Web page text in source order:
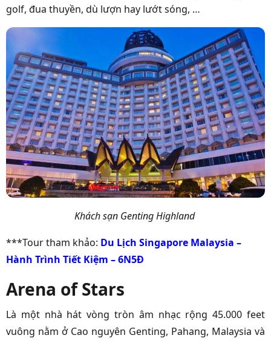
golf, đua thuyền, dù lượn hay lướt sóng, …
Khách sạn Genting Highland
***Tour tham khảo: Du Lịch Singapore Malaysia –
Hành Trình Tiết Kiệm – 6N5Đ
Arena of Stars
Là một nhà hát vòng tròn âm nhạc rộng 45.000 feet
vuông nằm ở Cao nguyên Genting, Pahang, Malaysia và